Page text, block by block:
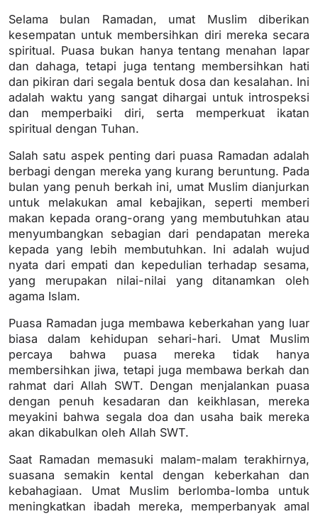
Selama bulan Ramadan, umat Muslim diberikan
kesempatan untuk membersihkan diri mereka secara
spiritual. Puasa bukan hanya tentang menahan lapar
dan dahaga, tetapi juga tentang membersihkan hati
dan pikiran dari segala bentuk dosa dan kesalahan. Ini
adalah waktu yang sangat dihargai untuk introspeksi
dan memperbaiki diri, serta memperkuat ikatan
spiritual dengan Tuhan.
Salah satu aspek penting dari puasa Ramadan adalah
berbagi dengan mereka yang kurang beruntung. Pada
bulan yang penuh berkah ini, umat Muslim dianjurkan
untuk melakukan amal kebajikan, seperti memberi
makan kepada orang-orang yang membutuhkan atau
menyumbangkan sebagian dari pendapatan mereka
kepada yang lebih membutuhkan. Ini adalah wujud
nyata dari empati dan kepedulian terhadap sesama,
yang merupakan nilai-nilai yang ditanamkan oleh
agama Islam.
Puasa Ramadan juga membawa keberkahan yang luar
biasa dalam kehidupan sehari-hari. Umat Muslim
percaya bahwa puasa mereka tidak hanya
membersihkan jiwa, tetapi juga membawa berkah dan
rahmat dari Allah SWT. Dengan menjalankan puasa
dengan penuh kesadaran dan keikhlasan, mereka
meyakini bahwa segala doa dan usaha baik mereka
akan dikabulkan oleh Allah SWT.
Saat Ramadan memasuki malam-malam terakhirnya,
suasana semakin kental dengan keberkahan dan
kebahagiaan. Umat Muslim berlomba-lomba untuk
meningkatkan ibadah mereka, memperbanyak amal